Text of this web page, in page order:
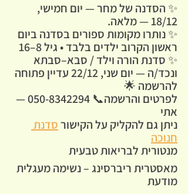
✨ הסדנה של מחר — יום חמישי,
18/12 — מלאה.
✨ נותרו מקומות ספורים בסדנה ביום
ראשון הקרוב ילדים בלבד • גיל 8–16
✨ סדנת הורה וילד / סבא–סבתא
ונכד/ה — יום שני, 22/12 עדיין פתוחה
להרשמה 🌟
לפרטים והרשמה📞 050-8342294 —
אתי
ניתן גם להקליק על הקישור סדנת
חנוכה
מנטורית לבריאות טבעית
מאסטרית ריברסינג – נשימה מעגלית
מודעת